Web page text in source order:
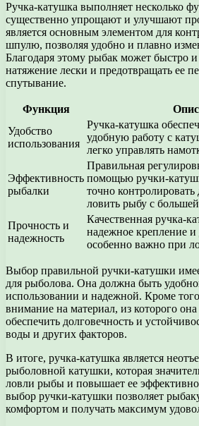
Ручка-катушка выполняет несколько
существенно упрощают и улучшают
является основным элементом для
шпулю, позволяя удобно и плавно
Благодаря этому рыбак может быстро и
натяжение лески и предотвращать ее
спутывание.
Функция
Удобство
использования
Ручка-катушка
удобную работу с
легко управлять
Эффективность
рыбалки
Правильная
помощью ручки-
точно
ловить рыбу с
Прочность и
надежность
Качественная ручка-
надежное крепление и
особенно важно при
Выбор правильной ручки-катушки
для рыболова. Она должна быть
использовании и надежной. Кроме
внимание на материал, из которого
обеспечить долговечность и
воды и других факторов.
В итоге, ручка-катушка является
рыболовной катушки, которая
ловли рыбы и повышает ее
выбор ручки-катушки позволяет
комфортом и получать максимум